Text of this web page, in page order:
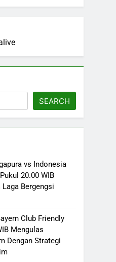
SEARCH
vs Indonesia
20.00 WIB
Bergengsi
Club Friendly
Mengulas
Dengan Strategi